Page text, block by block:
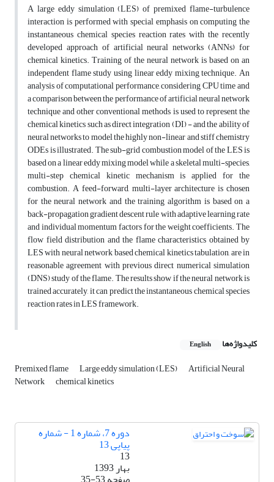
A large eddy simulation (LES) of premixed flame-turbulence
interaction is performed with special emphasis on computing the
instantaneous chemical species reaction rates with the recently
developed approach of artificial neural networks (ANNs) for
chemical kinetics. Training of the neural network is based on an
independent flame study using linear eddy mixing technique. An
analysis of computational performance, considering CPU time and
a comparison between the performance of artificial neural network
technique and other conventional methods is used to represent the
chemical kinetics such as direct integration (DI) - and the ability of
neural networks to model the highly non-linear and stiff chemistry
ODEs is illustrated. The sub-grid combustion model of the LES is
based on a linear eddy mixing model while a skeletal multi-species,
multi-step chemical kinetic mechanism is applied for the
combustion. A feed-forward, multi-layer architecture is chosen
for the neural network and the training algorithm is based on a
back-propagation gradient descent rule with adaptive learning rate
and individual momentum factors for the weight coefficients. The
flow field distribution and the flame characteristics obtained by
LES with neural network based chemical kinetics tabulation, are in
reasonable agreement with previous direct numerical simulation
(DNS) study of the flame. The results show if the neural network is
trained accurately, it can predict the instantaneous chemical species
reaction rates in LES framework.
کلیدواژه‌ها English
Premixed flame Large eddy simulation (LES) Artificial Neural
Network chemical kinetics
دوره 7، شماره 1 - شماره
پیاپی 13
13
بهار 1393